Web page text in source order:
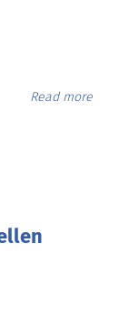
Read more